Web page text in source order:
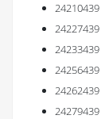
24210439
24227439
24233439
24256439
24262439
24279439